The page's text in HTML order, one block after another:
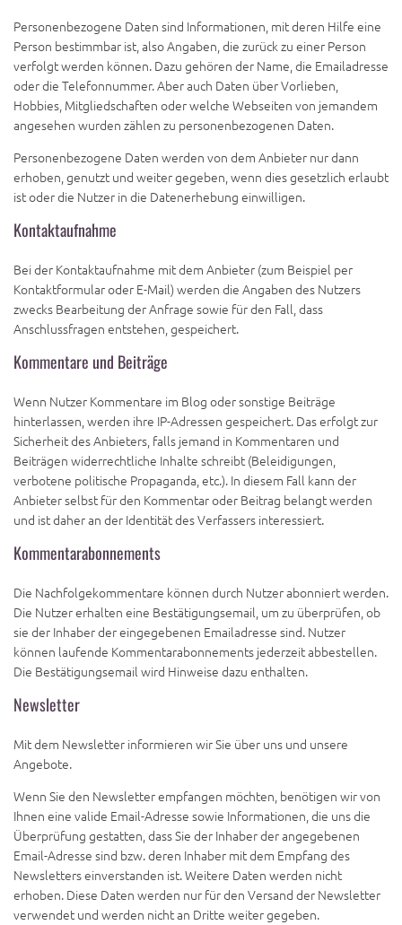
Personenbezogene Daten sind Informationen, mit deren Hilfe eine
Person bestimmbar ist, also Angaben, die zurück zu einer Person
verfolgt werden können. Dazu gehören der Name, die Emailadresse
oder die Telefonnummer. Aber auch Daten über Vorlieben,
Hobbies, Mitgliedschaften oder welche Webseiten von jemandem
angesehen wurden zählen zu personenbezogenen Daten.
Personenbezogene Daten werden von dem Anbieter nur dann
erhoben, genutzt und weiter gegeben, wenn dies gesetzlich erlaubt
ist oder die Nutzer in die Datenerhebung einwilligen.
Kontaktaufnahme
Bei der Kontaktaufnahme mit dem Anbieter (zum Beispiel per
Kontaktformular oder E-Mail) werden die Angaben des Nutzers
zwecks Bearbeitung der Anfrage sowie für den Fall, dass
Anschlussfragen entstehen, gespeichert.
Kommentare und Beiträge
Wenn Nutzer Kommentare im Blog oder sonstige Beiträge
hinterlassen, werden ihre IP-Adressen gespeichert. Das erfolgt zur
Sicherheit des Anbieters, falls jemand in Kommentaren und
Beiträgen widerrechtliche Inhalte schreibt (Beleidigungen,
verbotene politische Propaganda, etc.). In diesem Fall kann der
Anbieter selbst für den Kommentar oder Beitrag belangt werden
und ist daher an der Identität des Verfassers interessiert.
Kommentarabonnements
Die Nachfolgekommentare können durch Nutzer abonniert werden.
Die Nutzer erhalten eine Bestätigungsemail, um zu überprüfen, ob
sie der Inhaber der eingegebenen Emailadresse sind. Nutzer
können laufende Kommentarabonnements jederzeit abbestellen.
Die Bestätigungsemail wird Hinweise dazu enthalten.
Newsletter
Mit dem Newsletter informieren wir Sie über uns und unsere
Angebote.
Wenn Sie den Newsletter empfangen möchten, benötigen wir von
Ihnen eine valide Email-Adresse sowie Informationen, die uns die
Überprüfung gestatten, dass Sie der Inhaber der angegebenen
Email-Adresse sind bzw. deren Inhaber mit dem Empfang des
Newsletters einverstanden ist. Weitere Daten werden nicht
erhoben. Diese Daten werden nur für den Versand der Newsletter
verwendet und werden nicht an Dritte weiter gegeben.